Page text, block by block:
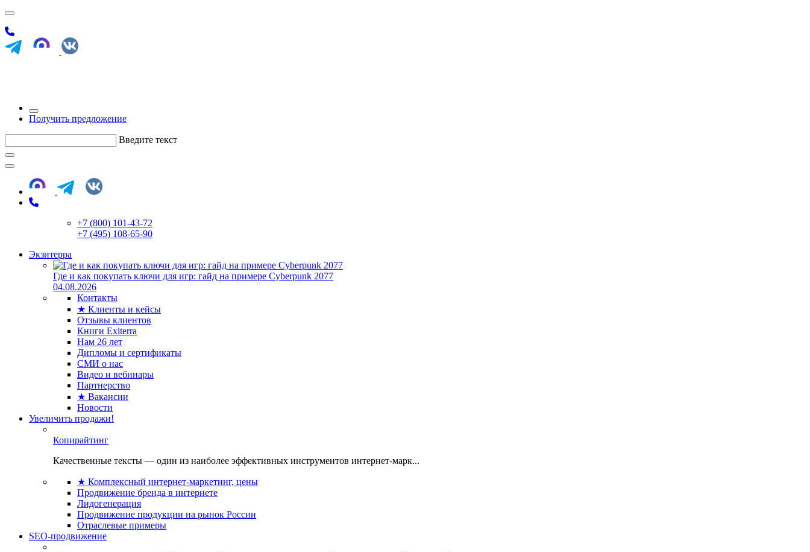
Получить предложение
Введите текст
+7 (800) 101-43-72
+7 (495) 108-65-90
Экзитерра
Где и как покупать ключи для игр: гайд на примере Cyberpunk 2077
04.08.2026
Контакты
★ Клиенты и кейсы
Отзывы клиентов
Книги Exiterra
Нам 26 лет
Дипломы и сертификаты
СМИ о нас
Видео и вебинары
Партнерство
★ Вакансии
Новости
Увеличить продажи!
Копирайтинг
Качественные тексты — один из наиболее эффективных инструментов интернет-марк...
★ Комплексный интернет-маркетинг, цены
Продвижение бренда в интернете
Лидогенерация
Продвижение продукции на рынок России
Отраслевые примеры
SEO-продвижение